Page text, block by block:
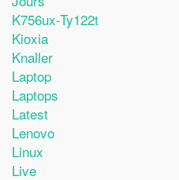
K756ux-Ty122t
Kioxia
Knaller
Laptop
Laptops
Latest
Lenovo
Linux
Live